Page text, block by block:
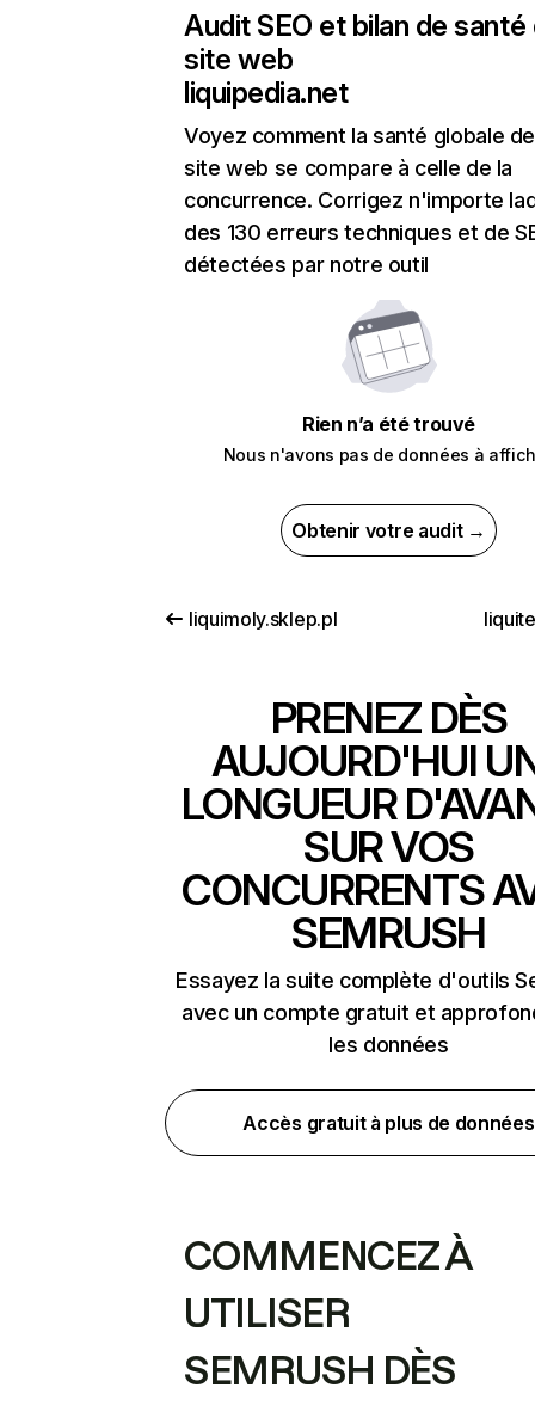
Audit SEO et bilan de santé
site web
liquipedia.net
Voyez comment la santé globale
site web se compare à celle de la
concurrence. Corrigez n'importe
des 130 erreurs techniques et de
détectées par notre outil
Rien n’a été trouvé
Nous n'avons pas de données à
Obtenir votre audit →
liquimoly.sklep.pl
PRENEZ DÈS
AUJOURD'HUI
LONGUEUR
SUR VOS
CONCURRENTS
SEMRUSH
Essayez la suite complète d'outils
avec un compte gratuit et
les données
Accès gratuit à plus de données
COMMENCEZ À
UTILISER
SEMRUSH DÈS